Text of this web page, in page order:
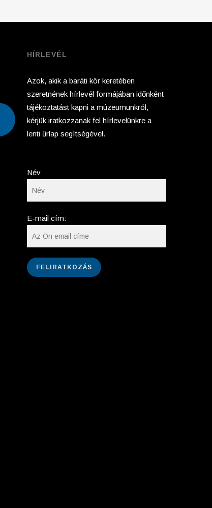
HÍRLEVÉL
Azok, akik a baráti kör keretében
szeretnének hírlevél formájában időnként
tájékoztatást kapni a múzeumunkról,
kérjük iratkozzanak fel hírlevelünkre a
lenti űrlap segítségével.
Név
E-mail cím: